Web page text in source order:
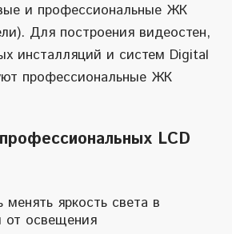
и профессиональные ЖК
Для построения видеостен,
инсталляций и систем Digital
профессиональные ЖК
LCD
яркость света в
от освещения